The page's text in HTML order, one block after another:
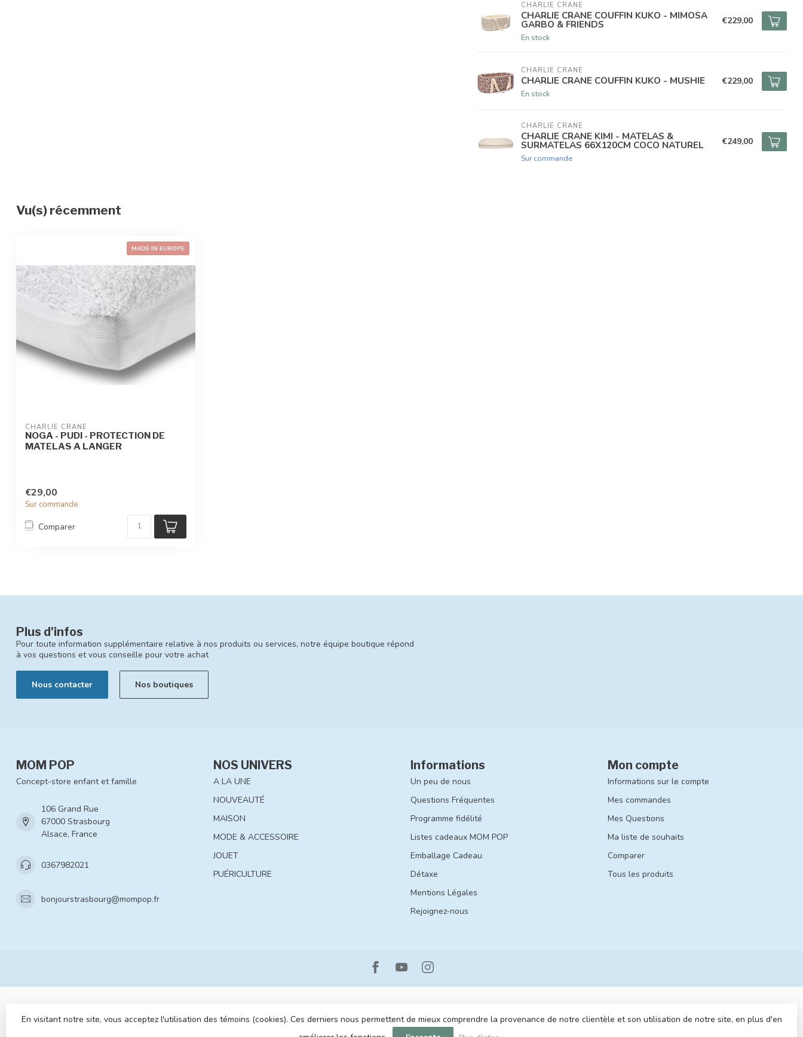
CHARLIE CRANE
CHARLIE CRANE COUFFIN KUKO - MIMOSA
GARBO & FRIENDS
En stock
€229,00
CHARLIE CRANE
CHARLIE CRANE COUFFIN KUKO - MUSHIE
En stock
€229,00
CHARLIE CRANE
CHARLIE CRANE KIMI - MATELAS &
SURMATELAS 66X120CM COCO NATUREL
Sur commande
€249,00
Vu(s) récemment
MADE IN EUROPE
CHARLIE CRANE
NOGA - PUDI - PROTECTION DE
MATELAS A LANGER
€29,00
Sur commande
Comparer
Plus d'infos
Pour toute information supplémentaire relative à nos produits ou services, notre équipe boutique répond
à vos questions et vous conseille pour votre achat
Nous contacter Nos boutiques
MOM POP
Concept-store enfant et famille
106 Grand Rue
67000 Strasbourg
Alsace, France
0367982021
bonjourstrasbourg@mompop.fr
NOS UNIVERS
A LA UNE
NOUVEAUTÉ
MAISON
MODE & ACCESSOIRE
JOUET
PUÉRICULTURE
Informations
Un peu de nous
Questions Fréquentes
Programme fidélité
Listes cadeaux MOM POP
Emballage Cadeau
Détaxe
Mentions Légales
Rejoignez-nous
Mon compte
Informations sur le compte
Mes commandes
Mes Questions
Ma liste de souhaits
Comparer
Tous les produits
En visitant notre site, vous acceptez l'utilisation des témoins (cookies). Ces derniers nous permettent de mieux comprendre la provenance de notre clientèle et son utilisation de notre site, en plus d'en